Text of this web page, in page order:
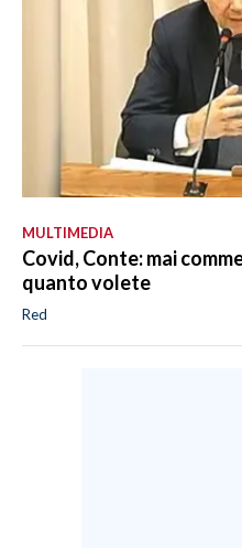
MULTIMEDIA
Covid, Conte: mai
quanto volete
Red